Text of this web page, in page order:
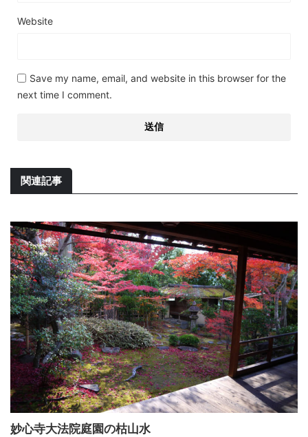
Website
Save my name, email, and website in this browser for the
next time I comment.
関連記事
妙心寺大法院庭園の枯山水